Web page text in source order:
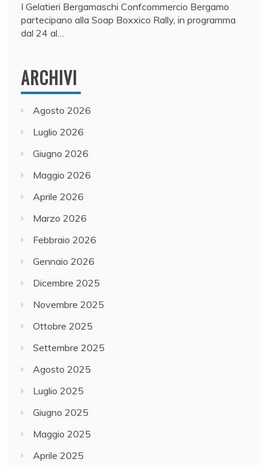
I Gelatieri Bergamaschi Confcommercio Bergamo
partecipano alla Soap Boxxico Rally, in programma
dal 24 al…
ARCHIVI
Agosto 2026
Luglio 2026
Giugno 2026
Maggio 2026
Aprile 2026
Marzo 2026
Febbraio 2026
Gennaio 2026
Dicembre 2025
Novembre 2025
Ottobre 2025
Settembre 2025
Agosto 2025
Luglio 2025
Giugno 2025
Maggio 2025
Aprile 2025